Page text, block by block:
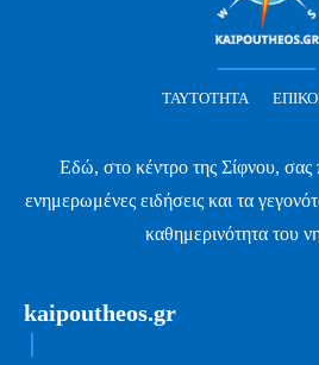
ΤΑΥΤΌΤΗΤΑ
Εδώ, στο κέντρο της Σίφνου, σας
ενημερωμένες ειδήσεις και τα
καθημερινότητα του
kaipoutheos.gr